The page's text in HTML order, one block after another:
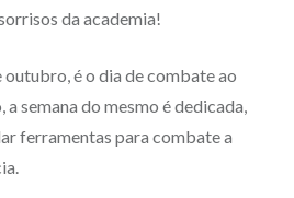
da academia!
outubro, é o dia de combate ao
semana do mesmo é dedicada,
ferramentas para combate a